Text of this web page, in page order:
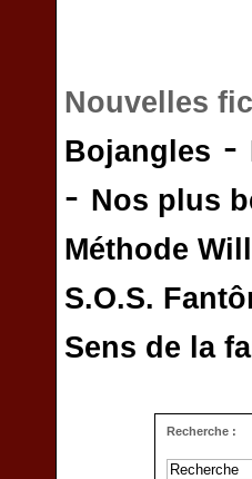
Nouvelles
Bojangles -
- Nos plus
Méthode
S.O.S.
Sens de la
Recherche :